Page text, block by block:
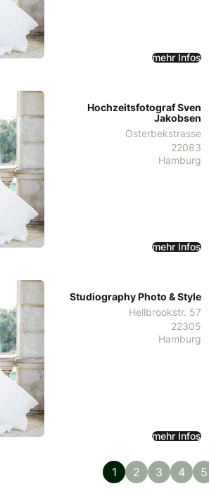
mehr Infos
Hochzeitsfotograf Sven
Jakobsen
Osterbekstrasse
22083
Hamburg
mehr Infos
Studiography Photo & Style
Hellbrookstr. 57
22305
Hamburg
mehr Infos
1 2 3 4 5